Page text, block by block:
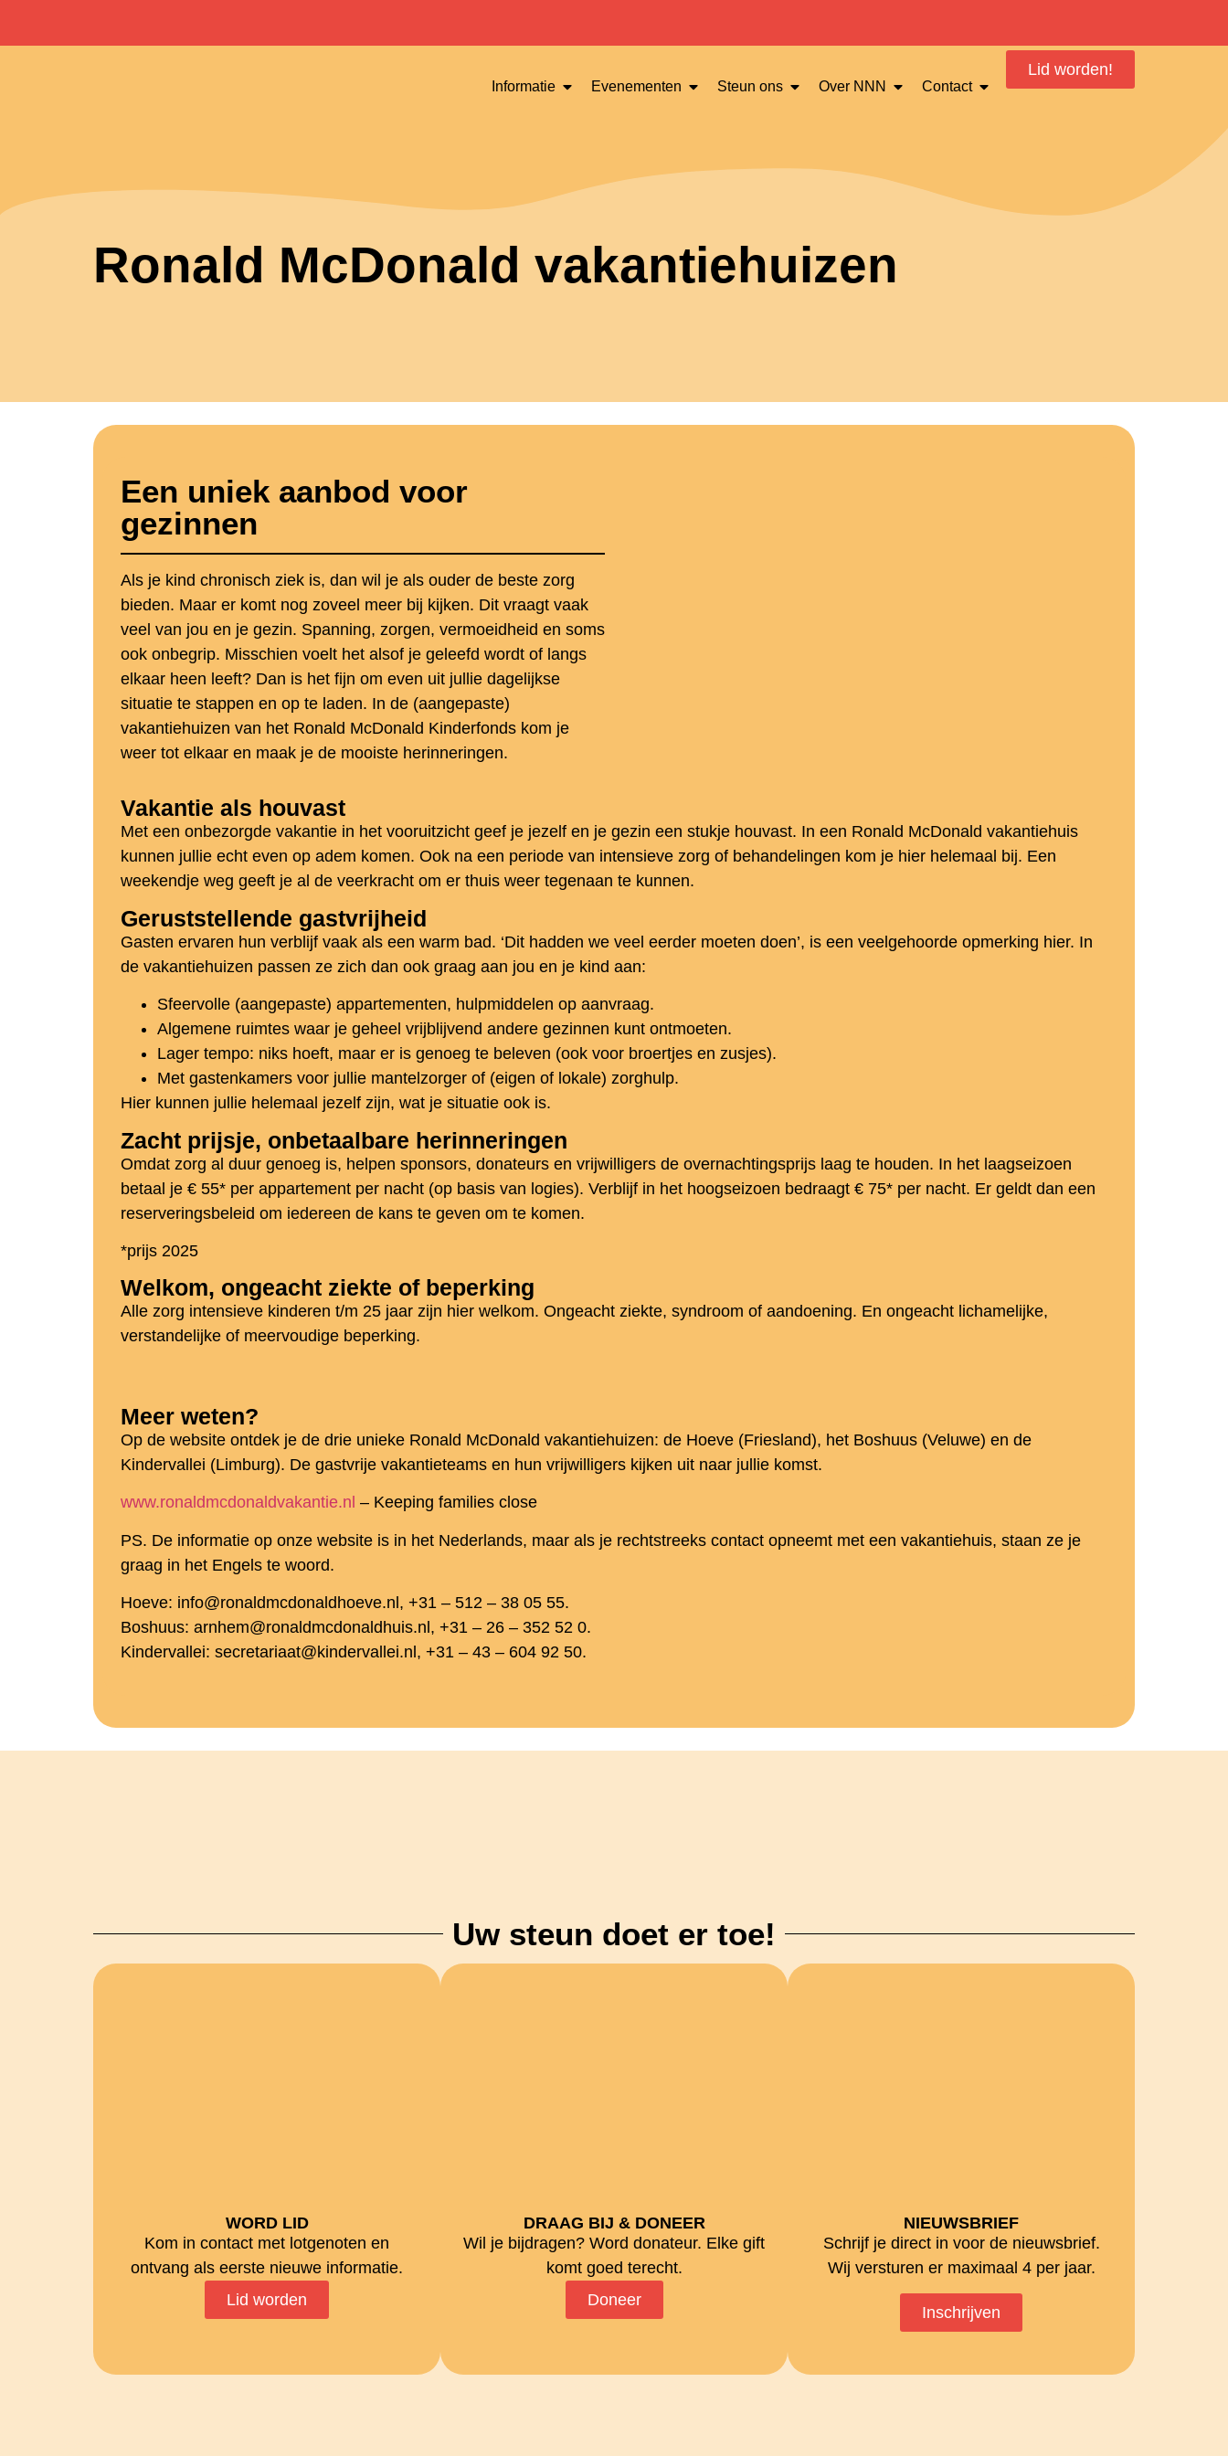
Informatie Evenementen Steun ons Over NNN Contact
Lid worden!
Ronald McDonald vakantiehuizen
Een uniek aanbod voor
gezinnen
Als je kind chronisch ziek is, dan wil je als ouder de beste zorg
bieden. Maar er komt nog zoveel meer bij kijken. Dit vraagt vaak
veel van jou en je gezin. Spanning, zorgen, vermoeidheid en soms
ook onbegrip. Misschien voelt het alsof je geleefd wordt of langs
elkaar heen leeft? Dan is het fijn om even uit jullie dagelijkse
situatie te stappen en op te laden. In de (aangepaste)
vakantiehuizen van het Ronald McDonald Kinderfonds kom je
weer tot elkaar en maak je de mooiste herinneringen.
Vakantie als houvast
Met een onbezorgde vakantie in het vooruitzicht geef je jezelf en je gezin een stukje houvast. In een Ronald McDonald vakantiehuis
kunnen jullie echt even op adem komen. Ook na een periode van intensieve zorg of behandelingen kom je hier helemaal bij. Een
weekendje weg geeft je al de veerkracht om er thuis weer tegenaan te kunnen.
Geruststellende gastvrijheid
Gasten ervaren hun verblijf vaak als een warm bad. ‘Dit hadden we veel eerder moeten doen’, is een veelgehoorde opmerking hier. In
de vakantiehuizen passen ze zich dan ook graag aan jou en je kind aan:
Sfeervolle (aangepaste) appartementen, hulpmiddelen op aanvraag.
Algemene ruimtes waar je geheel vrijblijvend andere gezinnen kunt ontmoeten.
Lager tempo: niks hoeft, maar er is genoeg te beleven (ook voor broertjes en zusjes).
Met gastenkamers voor jullie mantelzorger of (eigen of lokale) zorghulp.
Hier kunnen jullie helemaal jezelf zijn, wat je situatie ook is.
Zacht prijsje, onbetaalbare herinneringen
Omdat zorg al duur genoeg is, helpen sponsors, donateurs en vrijwilligers de overnachtingsprijs laag te houden. In het laagseizoen
betaal je € 55* per appartement per nacht (op basis van logies). Verblijf in het hoogseizoen bedraagt € 75* per nacht. Er geldt dan een
reserveringsbeleid om iedereen de kans te geven om te komen.
*prijs 2025
Welkom, ongeacht ziekte of beperking
Alle zorg intensieve kinderen t/m 25 jaar zijn hier welkom. Ongeacht ziekte, syndroom of aandoening. En ongeacht lichamelijke,
verstandelijke of meervoudige beperking.
Meer weten?
Op de website ontdek je de drie unieke Ronald McDonald vakantiehuizen: de Hoeve (Friesland), het Boshuus (Veluwe) en de
Kindervallei (Limburg). De gastvrije vakantieteams en hun vrijwilligers kijken uit naar jullie komst.
www.ronaldmcdonaldvakantie.nl – Keeping families close
PS. De informatie op onze website is in het Nederlands, maar als je rechtstreeks contact opneemt met een vakantiehuis, staan ze je
graag in het Engels te woord.
Hoeve: info@ronaldmcdonaldhoeve.nl, +31 – 512 – 38 05 55.
Boshuus: arnhem@ronaldmcdonaldhuis.nl, +31 – 26 – 352 52 0.
Kindervallei: secretariaat@kindervallei.nl, +31 – 43 – 604 92 50.
Uw steun doet er toe!
WORD LID
Kom in contact met lotgenoten en
ontvang als eerste nieuwe informatie.
Lid worden
DRAAG BIJ & DONEER
Wil je bijdragen? Word donateur. Elke gift
komt goed terecht.
Doneer
NIEUWSBRIEF
Schrijf je direct in voor de nieuwsbrief.
Wij versturen er maximaal 4 per jaar.
Inschrijven